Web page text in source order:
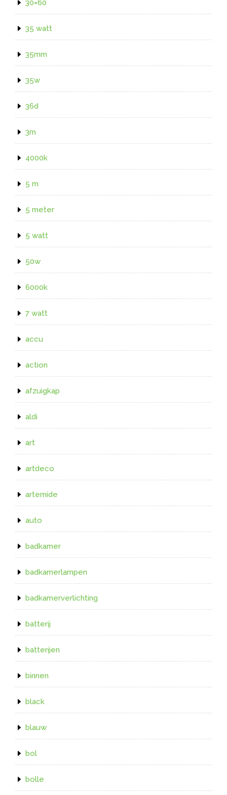
30×60
35 watt
35mm
35w
36d
3m
4000k
5 m
5 meter
5 watt
50w
6000k
7 watt
accu
action
afzuigkap
aldi
art
artdeco
artemide
auto
badkamer
badkamerlampen
badkamerverlichting
batterij
batterijen
binnen
black
blauw
bol
bolle